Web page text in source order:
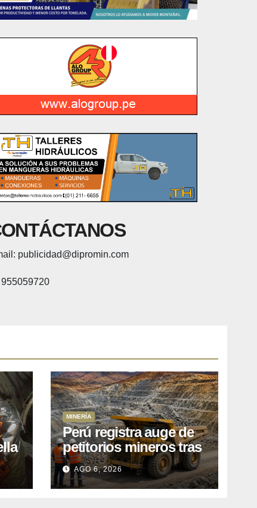
publicidad@dipromin.com
955059720
MINERÍA
Perú registra auge de
petitorios mineros tras
liberación de más de
mil concesiones para
explorar cobre y oro
AGO 6, 2026